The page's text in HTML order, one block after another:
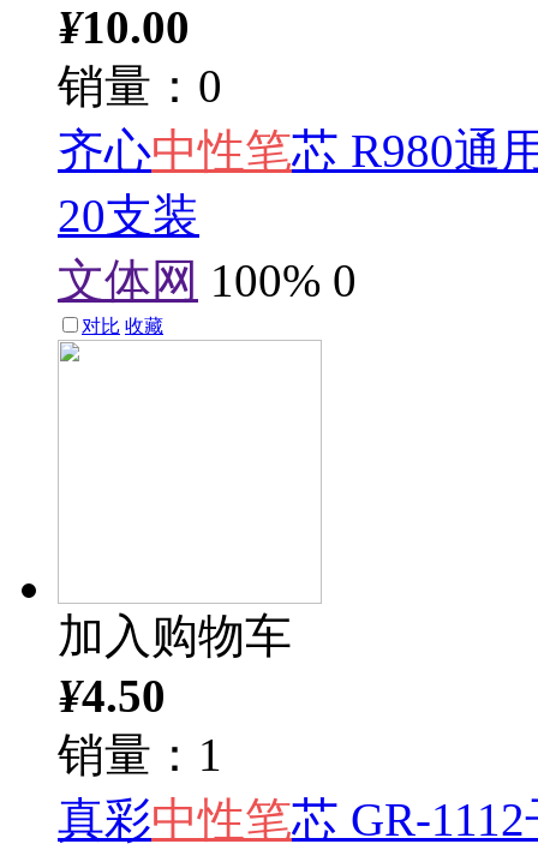
¥10.00
销量：0
齐心中性笔芯 R980通
20支装
文体网 100% 0
对比 收藏
加入购物车
¥4.50
销量：1
真彩中性笔芯 GR-